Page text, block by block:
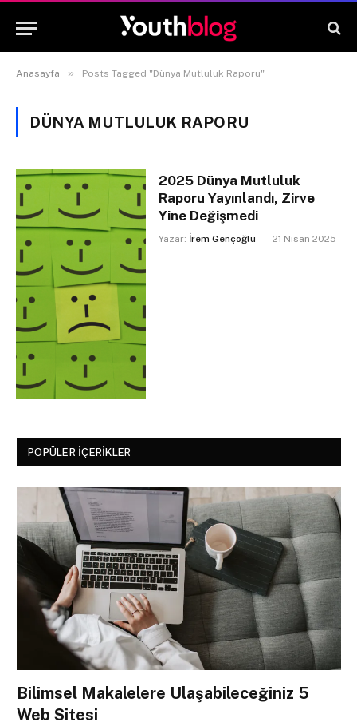
Anasayfa » Posts Tagged "Dünya Mutluluk Raporu"
DÜNYA MUTLULUK RAPORU
2025 Dünya Mutluluk
Raporu Yayınlandı, Zirve
Yine Değişmedi
Yazar: İrem Gençoğlu 21 Nisan 2025
POPÜLER İÇERIKLER
Bilimsel Makalelere Ulaşabileceğiniz 5
Web Sitesi